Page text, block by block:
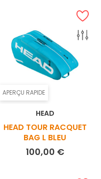
APERÇU RAPIDE
HEAD
HEAD TOUR RACQUET
BAG L BLEU
100,00 €Prix